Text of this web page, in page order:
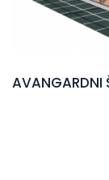
AVANGARDNI